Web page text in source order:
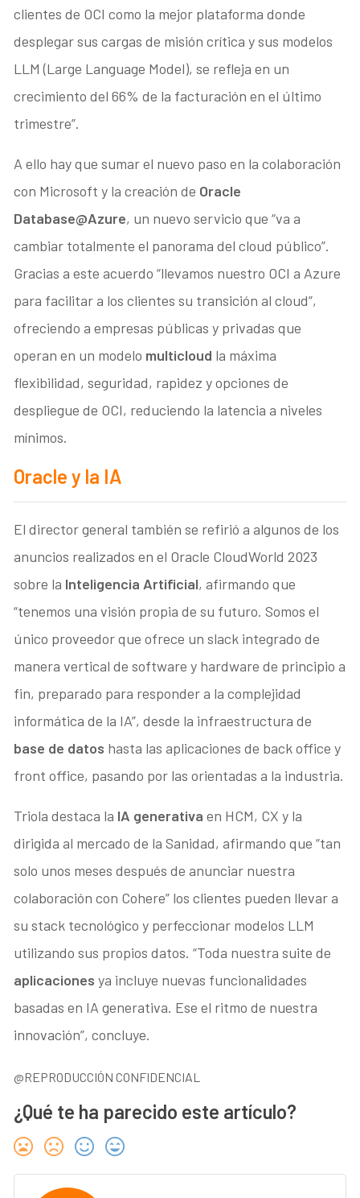
clientes de OCI como la mejor plataforma donde
desplegar sus cargas de misión crítica y sus modelos
LLM (Large Language Model), se refleja en un
crecimiento del 66% de la facturación en el último
trimestre”.
A ello hay que sumar el nuevo paso en la colaboración
con Microsoft y la creación de Oracle
Database@Azure, un nuevo servicio que “va a
cambiar totalmente el panorama del cloud público”.
Gracias a este acuerdo “llevamos nuestro OCI a Azure
para facilitar a los clientes su transición al cloud”,
ofreciendo a empresas públicas y privadas que
operan en un modelo multicloud la máxima
flexibilidad, seguridad, rapidez y opciones de
despliegue de OCI, reduciendo la latencia a niveles
mínimos.
Oracle y la IA
El director general también se refirió a algunos de los
anuncios realizados en el Oracle CloudWorld 2023
sobre la Inteligencia Artificial, afirmando que
“tenemos una visión propia de su futuro. Somos el
único proveedor que ofrece un slack integrado de
manera vertical de software y hardware de principio a
fin, preparado para responder a la complejidad
informática de la IA”, desde la infraestructura de
base de datos hasta las aplicaciones de back office y
front office, pasando por las orientadas a la industria.
Triola destaca la IA generativa en HCM, CX y la
dirigida al mercado de la Sanidad, afirmando que “tan
solo unos meses después de anunciar nuestra
colaboración con Cohere” los clientes pueden llevar a
su stack tecnológico y perfeccionar modelos LLM
utilizando sus propios datos. “Toda nuestra suite de
aplicacionesya incluye nuevas funcionalidades
basadas en IA generativa. Ese el ritmo de nuestra
innovación”, concluye.
@REPRODUCCIÓN CONFIDENCIAL
¿Qué te ha parecido este artículo?